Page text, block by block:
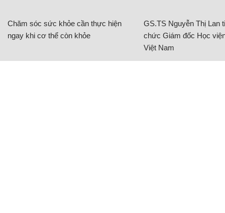
Chăm sóc sức khỏe cần thực hiện
ngay khi cơ thể còn khỏe
GS.TS Nguyễn Thị Lan
chức Giám đốc Học
Việt Nam